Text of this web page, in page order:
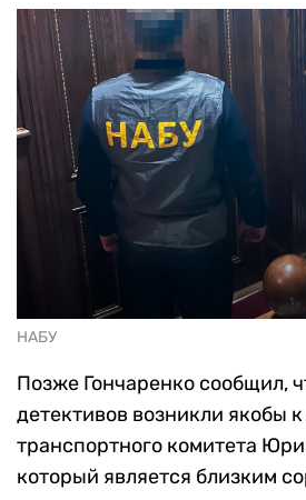
НАБУ
Позже Гончаренко сообщил,
детективов возникли якобы к
транспортного комитета
который является близким